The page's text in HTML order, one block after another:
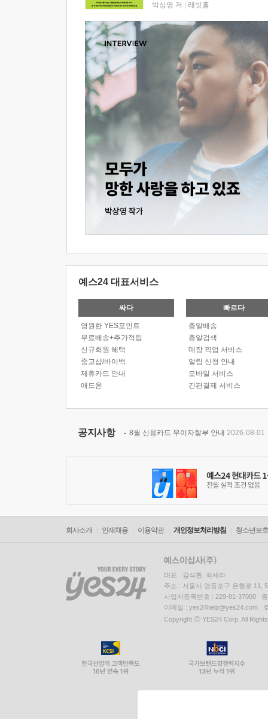
박상영 저 래빗홀
예스24 대표서비스
싸다
영원한 YES포인트
무료배송+추가적립
신규회원 혜택
중고샵/바이백
제휴카드 안내
애드온
빠르다
총알배송
총알검색
매장 픽업 서비스
알림 신청 안내
모바일 서비스
간편결제 서비스
공지사항 8월 신용카드 무이자할부 안내 2026-08-01
회사소개 인재채용 이용약관 개인정보처리방침 청소년보
대표 : 김석환, 최세라
주소 : 서울시 영등포구 은행로 11,
사업자등록번호 : 229-81-37000
이메일 : yes24help@yes24.com
Copyright ⓒ YES24 Corp. All